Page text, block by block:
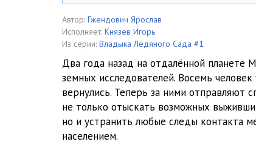
06
07
08
09
Автор: Гжендович Ярослав
Исполняет: Князев Игорь
Из серии: Владыка Ледяного Сада #1
Два года назад на отдалённой планете
земных исследователей. Восемь
вернулись. Теперь за ними отправляют
не только отыскать возможных
но и устранить любые следы контакта
населением.